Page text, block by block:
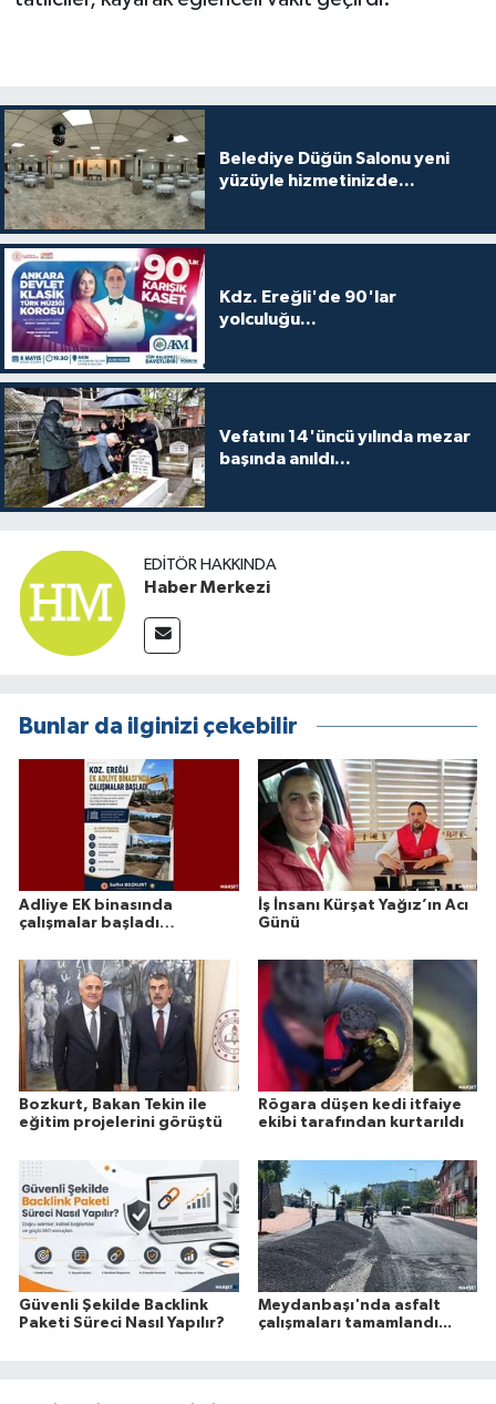
Belediye Düğün Salonu yeni
yüzüyle hizmetinizde...
Kdz. Ereğli'de 90'lar
yolculuğu...
Vefatını 14'üncü yılında mezar
başında anıldı...
EDITÖR HAKKINDA
Haber Merkezi
Bunlar da ilginizi çekebilir
Adliye EK binasında
çalışmalar başladı…
İş İnsanı Kürşat Yağız’ın Acı
Günü
Bozkurt, Bakan Tekin ile
eğitim projelerini görüştü
Rögara düşen kedi itfaiye
ekibi tarafından kurtarıldı
Güvenli Şekilde Backlink
Paketi Süreci Nasıl Yapılır?
Meydanbaşı'nda asfalt
çalışmaları tamamlandı...